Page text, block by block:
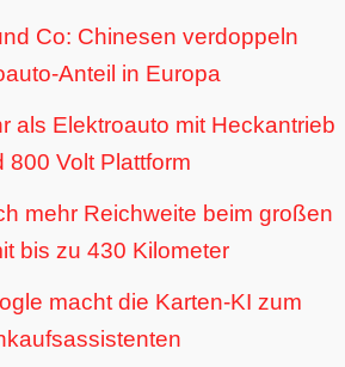
Co: Chinesen verdoppeln
Anteil in Europa
als Elektroauto mit Heckantrieb
800 Volt Plattform
mehr Reichweite beim großen
bis zu 430 Kilometer
macht die Karten-KI zum